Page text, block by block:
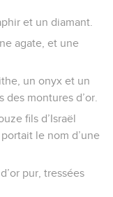
et un diamant.
agate, et une
un onyx et un
montures d’or.
fils d’Israël
le nom d’une
pur, tressées